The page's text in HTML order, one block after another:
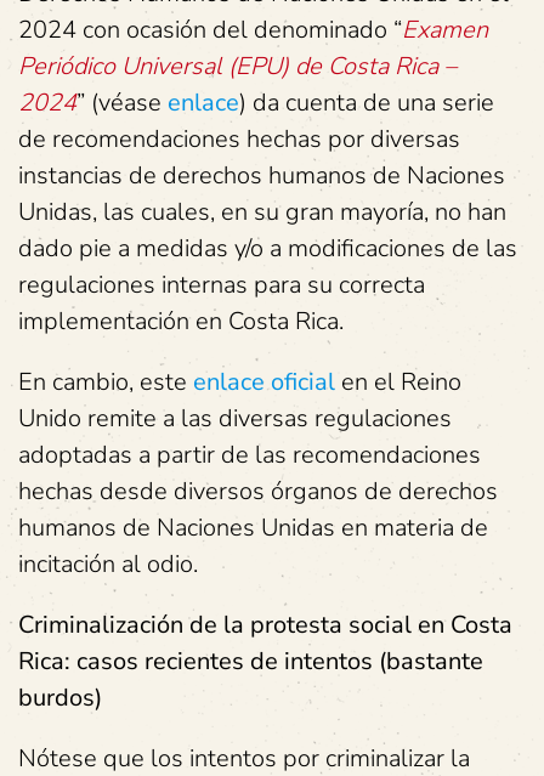
2024 con ocasión del denominado “Examen
Periódico Universal (EPU) de Costa Rica –
2024” (véase enlace) da cuenta de una serie
de recomendaciones hechas por diversas
instancias de derechos humanos de Naciones
Unidas, las cuales, en su gran mayoría, no han
dado pie a medidas y/o a modificaciones de las
regulaciones internas para su correcta
implementación en Costa Rica.
En cambio, este enlace oficial en el Reino
Unido remite a las diversas regulaciones
adoptadas a partir de las recomendaciones
hechas desde diversos órganos de derechos
humanos de Naciones Unidas en materia de
incitación al odio.
Criminalización de la protesta social en Costa
Rica: casos recientes de intentos (bastante
burdos)
Nótese que los intentos por criminalizar la